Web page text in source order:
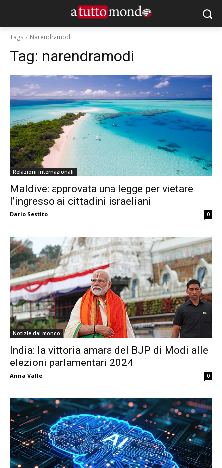
Tags Narendramodi
Tag: narendramodi
Relazioni internazionali
Maldive: approvata una legge per vietare
l’ingresso ai cittadini israeliani
Dario Sestito 0
Notizie dal mondo
India: la vittoria amara del BJP di Modi alle
elezioni parlamentari 2024
Anna Valle 0